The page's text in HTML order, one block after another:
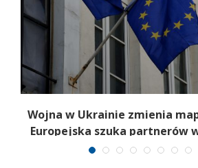
Wojna w Ukrainie zmienia
Europejska szuka partnerów